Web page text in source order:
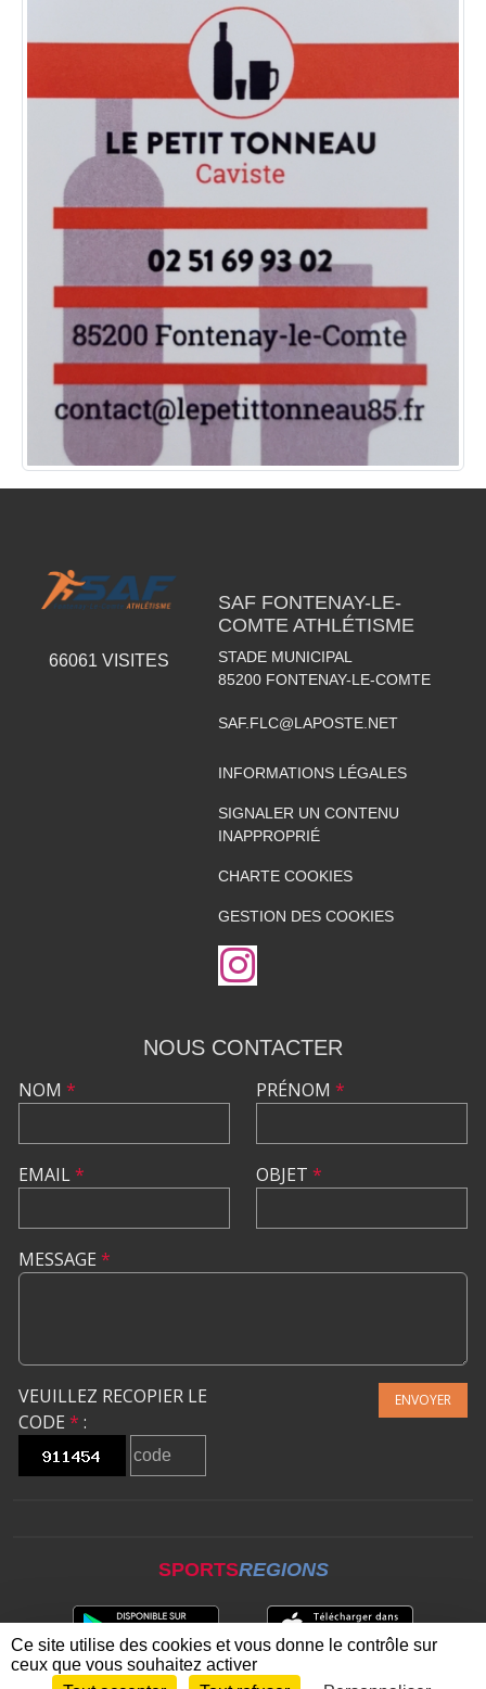
66061 VISITES
SAF FONTENAY-LE-
COMTE ATHLÉTISME
STADE MUNICIPAL
85200 FONTENAY-LE-COMTE
SAF.FLC@LAPOSTE.NET
INFORMATIONS LÉGALES
SIGNALER UN CONTENU
INAPPROPRIÉ
CHARTE COOKIES
GESTION DES COOKIES
NOUS CONTACTER
NOM *
EMAIL*
PRÉNOM *
OBJET *
MESSAGE *
VEUILLEZ RECOPIER LE
CODE * :
ENVOYER
SPORTSREGIONS
Ce site utilise des cookies et vous donne le contrôle sur
ceux que vous souhaitez activer